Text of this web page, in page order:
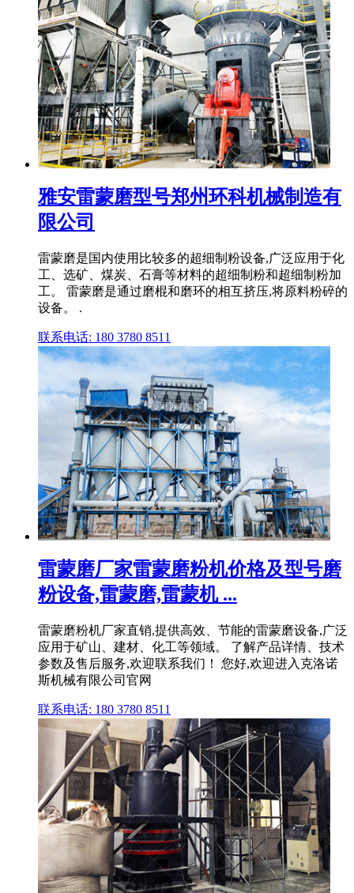
雅安雷蒙磨型号郑州环科机械制造有
限公司
雷蒙磨是国内使用比较多的超细制粉设备,广泛应用于化
工、选矿、煤炭、石膏等材料的超细制粉和超细制粉加
工。 雷蒙磨是通过磨棍和磨环的相互挤压,将原料粉碎的
设备。 .
联系电话: 180 3780 8511
雷蒙磨厂家雷蒙磨粉机价格及型号磨
粉设备,雷蒙磨,雷蒙机 ...
雷蒙磨粉机厂家直销,提供高效、节能的雷蒙磨设备,广泛
应用于矿山、建材、化工等领域。 了解产品详情、技术
参数及售后服务,欢迎联系我们！ 您好,欢迎进入克洛诺
斯机械有限公司官网
联系电话: 180 3780 8511